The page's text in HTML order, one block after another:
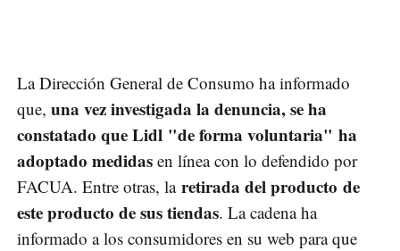
La Dirección General de Consumo ha informado
que, una vez investigada la denuncia, se ha
constatado que Lidl "de forma voluntaria" ha
adoptado medidas en línea con lo defendido por
FACUA. Entre otras, la retirada del producto de
este producto de sus tiendas. La cadena ha
informado a los consumidores en su web para que